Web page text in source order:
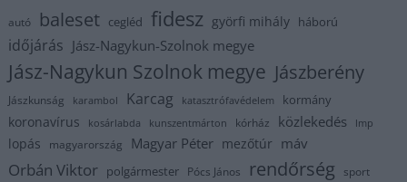
autó baleset cegléd fidesz györfi mihály háború
időjárás Jász-Nagykun-Szolnok megye
Jász-Nagykun Szolnok megye Jászberény
Jászkunság karambol Karcag katasztrófavédelem kormány
koronavírus kosárlabda kunszentmárton kórház közlekedés lmp
lopás magyarország Magyar Péter mezőtúr máv
Orbán Viktor polgármester Pócs János rendőrség sport